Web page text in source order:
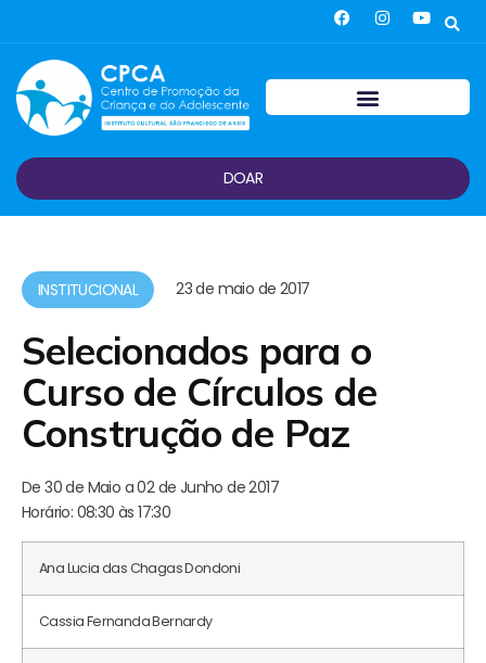
DOAR
INSTITUCIONAL 23 de maio de 2017
Selecionados para o
Curso de Círculos de
Construção de Paz
De 30 de Maio a 02 de Junho de 2017
Horário: 08:30 às 17:30
Ana Lucia das Chagas Dondoni
Cassia Fernanda Bernardy